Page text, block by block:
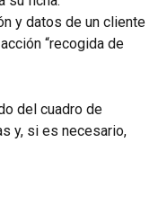
y datos de un cliente
“recogida de
del cuadro de
y, si es necesario,